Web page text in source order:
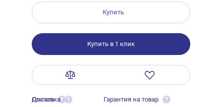
Купить
Купить в 1 клик
Оплата ?
Доставка ? Гарантия на товар ?